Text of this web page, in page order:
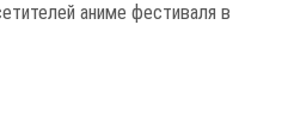
аниме фестиваля в